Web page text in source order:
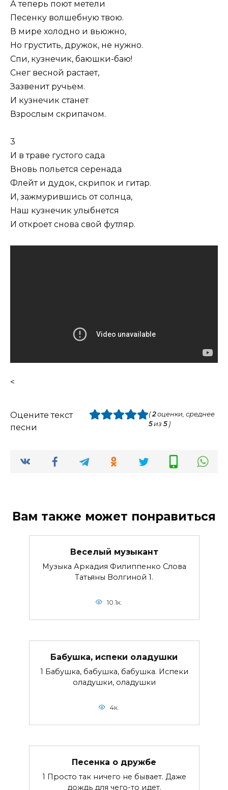
А теперь поют метели
Песенку волшебную твою.
В мире холодно и вьюжно,
Но грустить, дружок, не нужно.
Спи, кузнечик, баюшки-баю!
Снег весной растает,
Зазвенит ручьем.
И кузнечик станет
Взрослым скрипачом.
3
И в траве густого сада
Вновь польется серенада
Флейт и дудок, скрипок и гитар.
И, зажмурившись от солнца,
Наш кузнечик улыбнется
И откроет снова свой футляр.
<
Оцените текст
песни
(2оценки, среднее
5из5)
Вам также может понравиться
Веселый музыкант
Музыка Аркадия Филиппенко Слова
Татьяны Волгиной 1.
10.1к.
Бабушка, испеки оладушки
1 Бабушка, бабушка, бабушка. Испеки
оладушки, оладушки
4к.
Песенка о дружбе
1 Просто так ничего не бывает. Даже
дождь для чего-то идет.